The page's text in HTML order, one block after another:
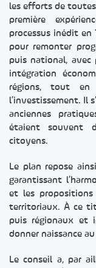
les efforts de
première
processus inédit en
pour remonter
puis national, avec
intégration
régions, tout en
l’investissement. Il
anciennes
étaient souvent
citoyens.
Le plan repose
garantissant
et les propositions
territoriaux. À ce
puis régionaux et
donner naissance
Le conseil a, par